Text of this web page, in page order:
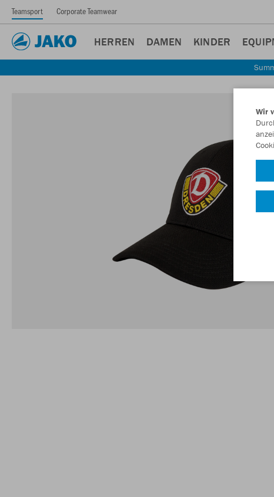
Teamsport Corporate Teamwear
HERREN DAMEN KINDER
Wir